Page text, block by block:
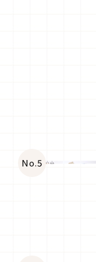
No.5